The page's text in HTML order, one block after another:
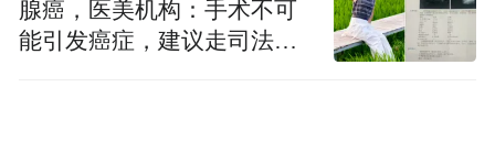
腺癌，医美机构：手术不可
能引发癌症，建议走司法途